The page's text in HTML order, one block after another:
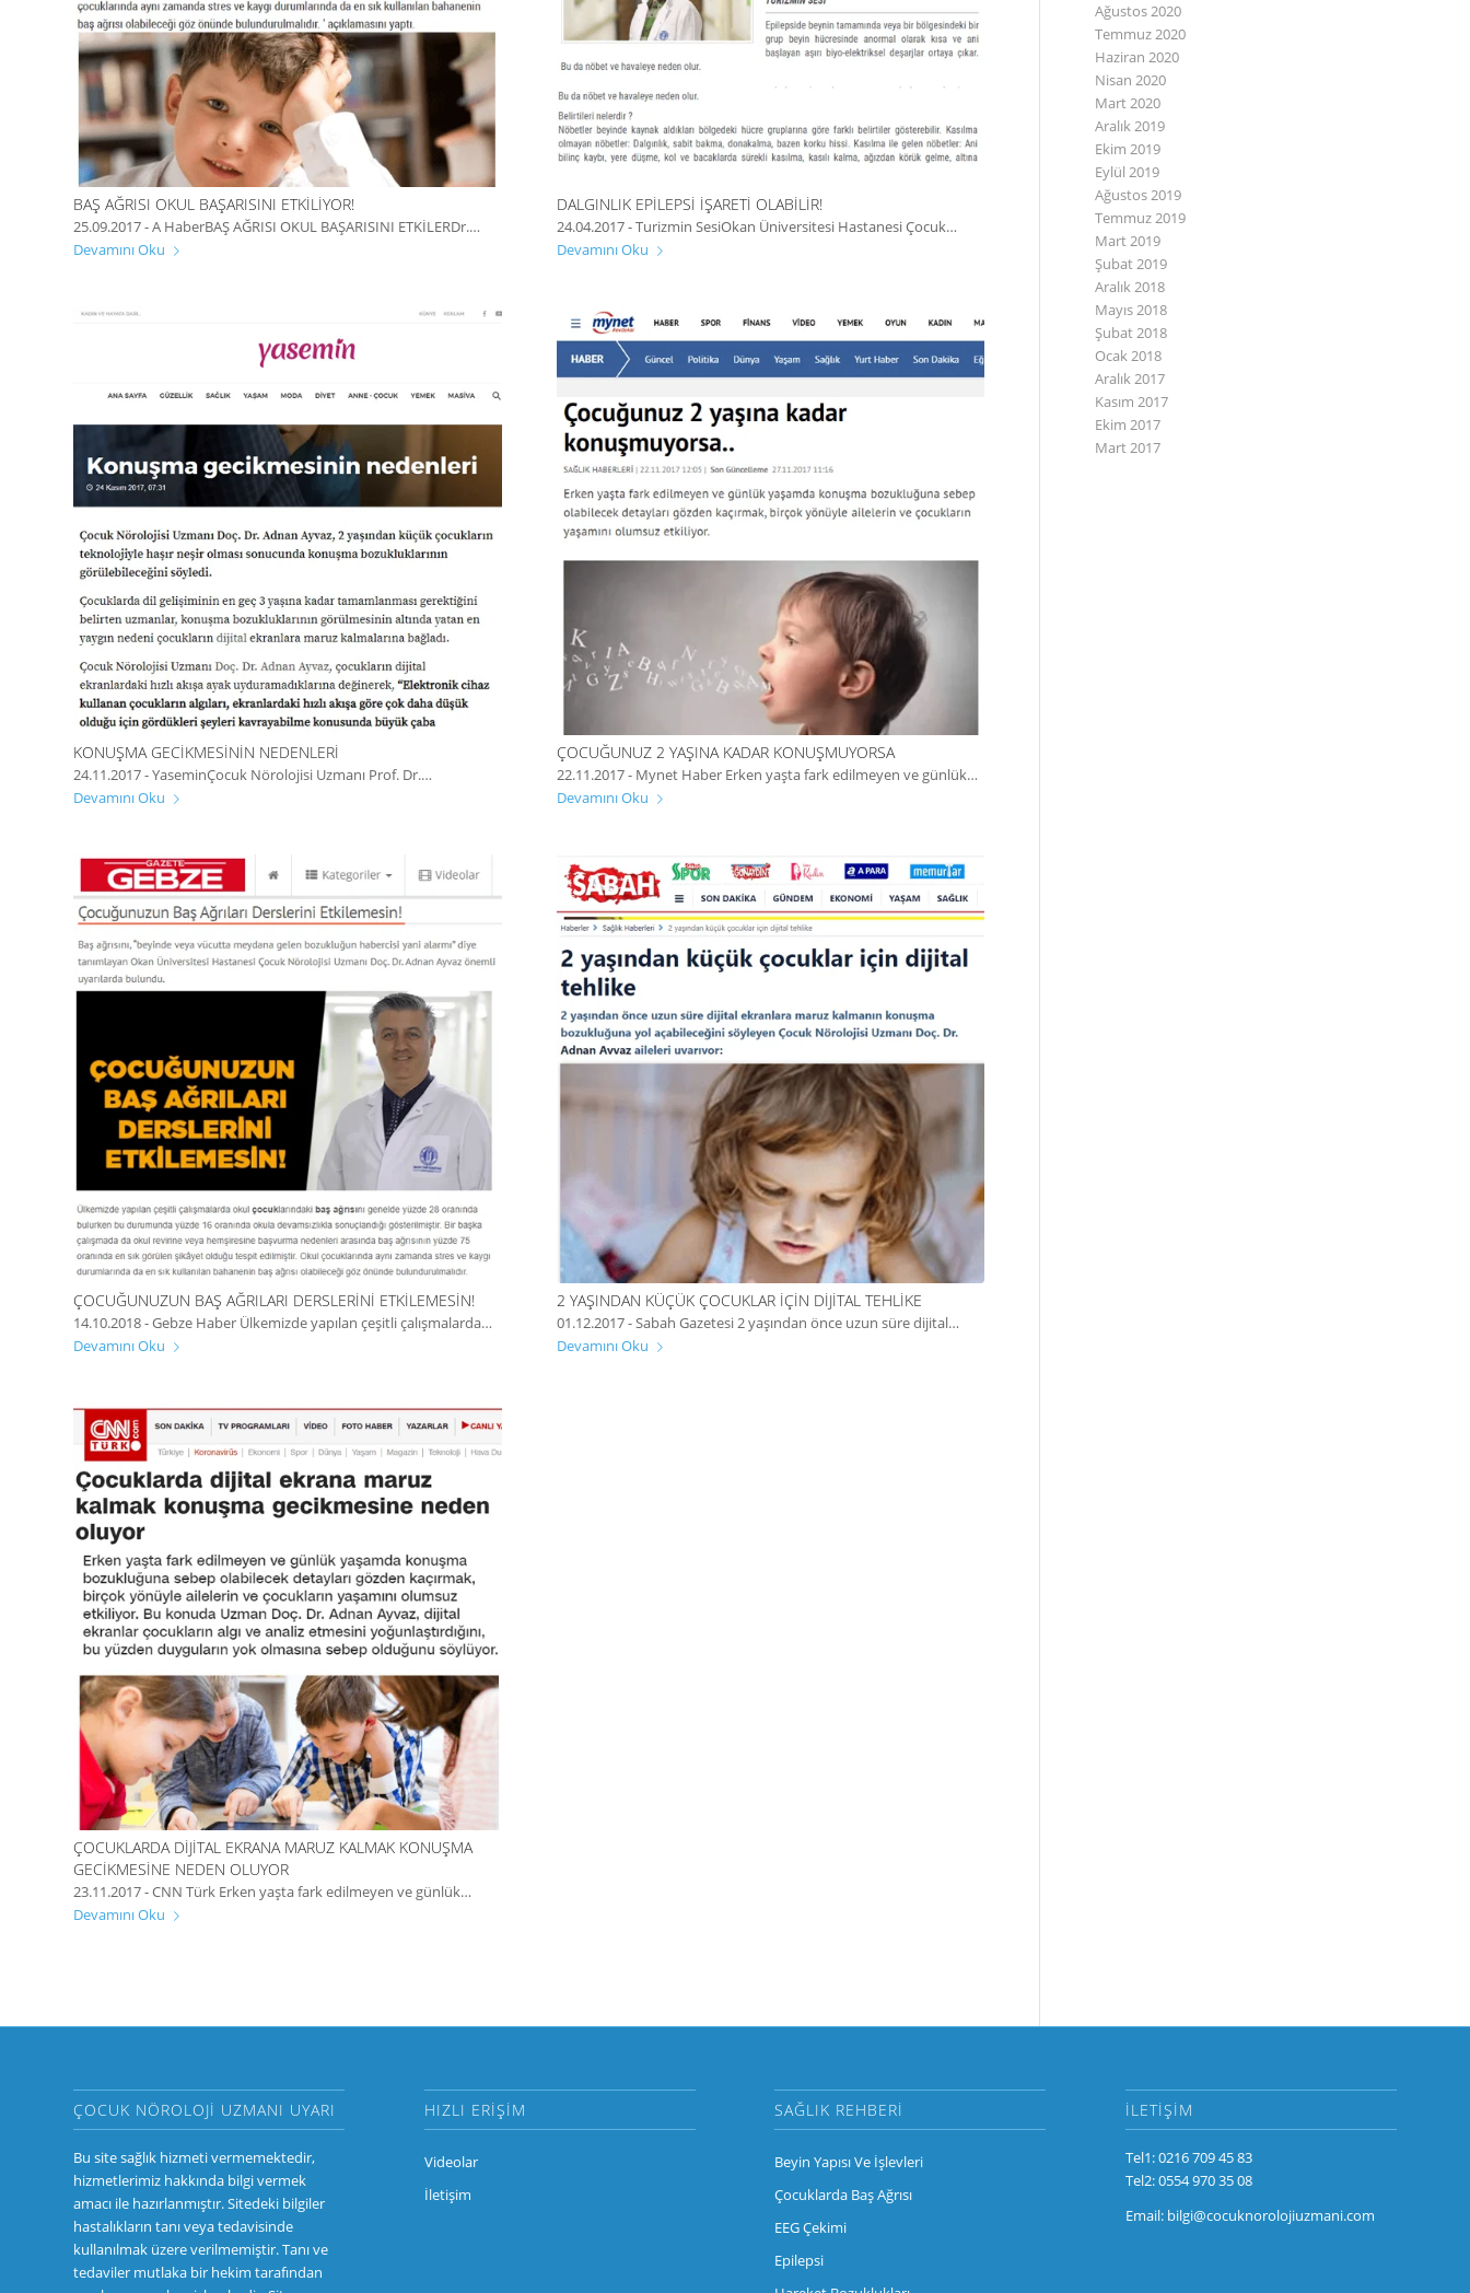
BAŞ AĞRISI OKUL BAŞARISINI ETKILIYOR!
25.09.2017 - A HaberBAŞ AĞRISI OKUL BAŞARISINI ETKİLERDr.…
Devamını Oku
DALGINLIK EPILEPSI İŞARETI OLABILIR!
24.04.2017 - Turizmin SesiOkan Üniversitesi Hastanesi Çocuk…
Devamını Oku
KONUŞMA GECIKMESININ NEDENLERI
24.11.2017 - YaseminÇocuk Nörolojisi Uzmanı Prof. Dr.…
Devamını Oku
ÇOCUĞUNUZ 2 YAŞINA KADAR KONUŞMUYORSA
22.11.2017 - Mynet Haber Erken yaşta fark edilmeyen ve günlük…
Devamını Oku
ÇOCUĞUNUZUN BAŞ AĞRILARI DERSLERINI ETKILEMESIN!
14.10.2018 - Gebze Haber Ülkemizde yapılan çeşitli çalışmalarda…
Devamını Oku
2 YAŞINDAN KÜÇÜK ÇOCUKLAR İÇIN DIJITAL TEHLIKE
01.12.2017 - Sabah Gazetesi 2 yaşından önce uzun süre dijital…
Devamını Oku
ÇOCUKLARDA DIJITAL EKRANA MARUZ KALMAK KONUŞMA
GECIKMESINE NEDEN OLUYOR
23.11.2017 - CNN Türk Erken yaşta fark edilmeyen ve günlük…
Devamını Oku
Ağustos 2020
Temmuz 2020
Haziran 2020
Nisan 2020
Mart 2020
Aralık 2019
Ekim 2019
Eylül 2019
Ağustos 2019
Temmuz 2019
Mart 2019
Şubat 2019
Aralık 2018
Mayıs 2018
Şubat 2018
Ocak 2018
Aralık 2017
Kasım 2017
Ekim 2017
Mart 2017
ÇOCUK NÖROLOJI UZMANI UYARI
Bu site sağlık hizmeti vermemektedir,
hizmetlerimiz hakkında bilgi vermek
amacı ile hazırlanmıştır. Sitedeki bilgiler
hastalıkların tanı veya tedavisinde
kullanılmak üzere verilmemiştir. Tanı ve
tedaviler mutlaka bir hekim tarafından
HIZLI ERIŞIM
Videolar
İletişim
SAĞLIK REHBERI
Beyin Yapısı Ve İşlevleri
Çocuklarda Baş Ağrısı
EEG Çekimi
Epilepsi
İLETIŞIM
Tel1:0216 709 45 83
Tel2:0554 970 35 08
Email: bilgi@cocuknorolojiuzmani.com